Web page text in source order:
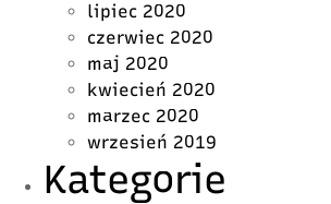
lipiec 2020
czerwiec 2020
maj 2020
kwiecień 2020
marzec 2020
wrzesień 2019
Kategorie